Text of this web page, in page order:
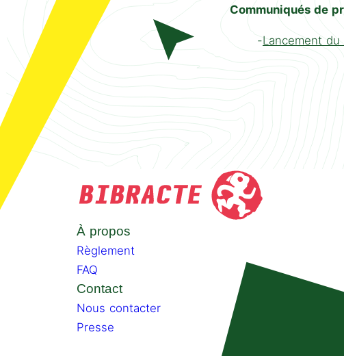
Communiqués de
Lancement
À propos
Règlement
FAQ
Contact
Nous contacter
Presse